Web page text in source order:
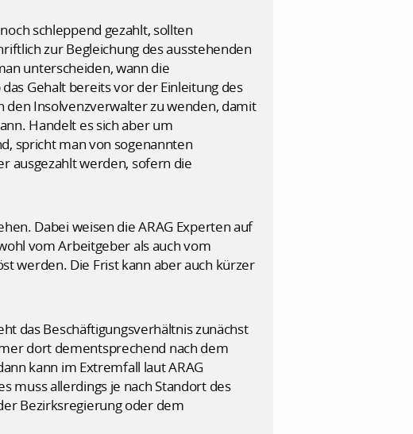
schleppend gezahlt, sollten
zur Begleichung des ausstehenden
unterscheiden, wann die
Gehalt bereits vor der Einleitung des
den Insolvenzverwalter zu wenden, damit
Handelt es sich aber um
spricht man von sogenannten
ausgezahlt werden, sofern die
Dabei weisen die ARAG Experten auf
vom Arbeitgeber als auch vom
werden. Die Frist kann aber auch kürzer
das Beschäftigungsverhältnis zunächst
dort dementsprechend nach dem
kann im Extremfall laut ARAG
muss allerdings je nach Standort des
Bezirksregierung oder dem